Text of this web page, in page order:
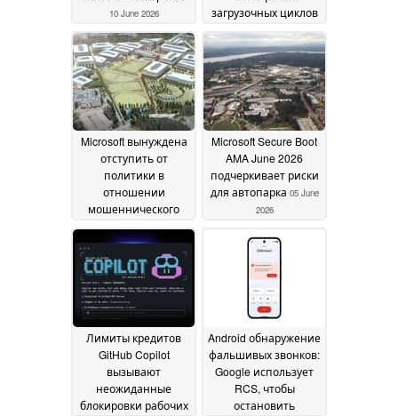
10 June 2026
загрузочных циклов
08 June 2026
Microsoft вынуждена
отступить от
политики в
отношении
мошеннического
исследователя
Nightmare Eclipse07
June 2026
Microsoft Secure Boot
AMA June 2026
подчеркивает риски
для автопарка 05 June
2026
Лимиты кредитов
GitHub Copilot
вызывают
неожиданные
блокировки рабочих
Android обнаружение
фальшивых звонков:
Google использует
RCS, чтобы
остановить